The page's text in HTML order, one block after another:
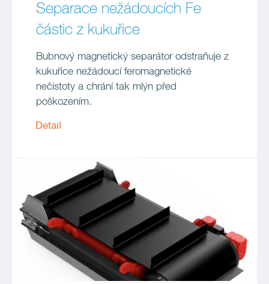
Separace nežádoucích Fe
částic z kukuřice
Bubnový magnetický separátor odstraňuje z
kukuřice nežádoucí feromagnetické
nečistoty a chrání tak mlýn před
poškozením.
Detail